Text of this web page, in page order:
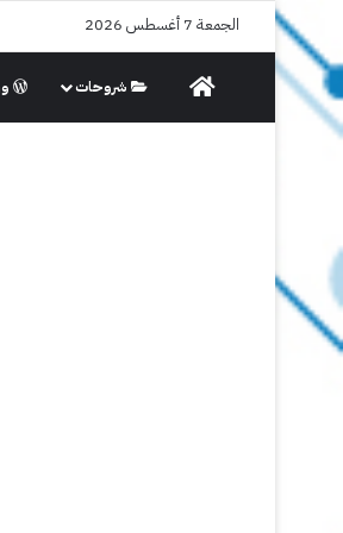
الجمعة 7 أغسطس 2026
الرئيسية شروحات